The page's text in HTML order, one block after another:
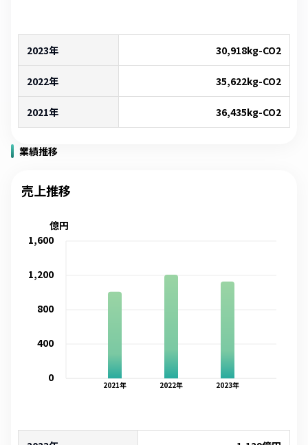
2023年 30,918kg-CO2
2022年 35,622kg-CO2
2021年 36,435kg-CO2
業績推移
売上推移
2021年 2022年 2023年
0
400
800
1,200
1,600
億円